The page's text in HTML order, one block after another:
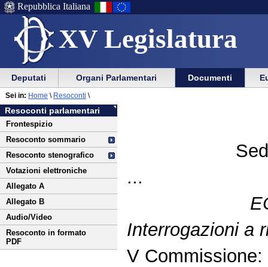
XV Legislatura
Menu
di
ausilio
alla
navigazione
Vai
Menu
di
navigazione
principale
Repubblica Italiana
Menu
di
navigazione
principale
Vai
menu
di
sezione
Deputati Organi Parlamentari Documenti
Vai
al
contenuto
Resoconti parlamentari
Frontespizio
Resoconto sommario
Resoconto stenografico
Votazioni elettroniche
Allegato A
Allegato B
Audio/Video
Resoconto in formato
PDF
Sei in: Home \ Resoconti \
...
Interrogazioni a
V Commissione: